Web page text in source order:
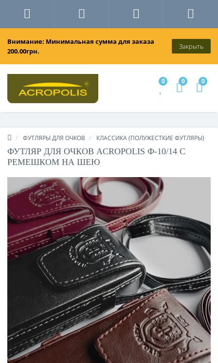
Внимание: Минимальная сумма для заказа
200.00грн.
Закрыть
0 0 0
ФУТЛЯРЫ ДЛЯ ОЧКОВ КЛАССИКА (ПОЛУЖЕСТКИЕ ФУТЛЯРЫ)
ФУТЛЯР ДЛЯ ОЧКОВ ACROPOLIS Ф-10/14 С
РЕМЕШКОМ НА ШЕЮ